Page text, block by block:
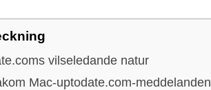
vilseledande natur
Mac-uptodate.com-meddelanden